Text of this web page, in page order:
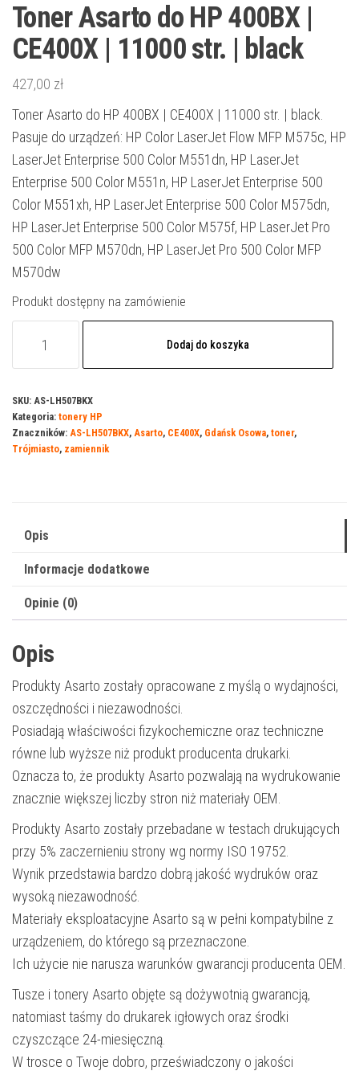
Toner Asarto do HP 400BX |
CE400X | 11000 str. | black
427,00 zł
Toner Asarto do HP 400BX | CE400X | 11000 str. | black.
Pasuje do urządzeń: HP Color LaserJet Flow MFP M575c, HP
LaserJet Enterprise 500 Color M551dn, HP LaserJet
Enterprise 500 Color M551n, HP LaserJet Enterprise 500
Color M551xh, HP LaserJet Enterprise 500 Color M575dn,
HP LaserJet Enterprise 500 Color M575f, HP LaserJet Pro
500 Color MFP M570dn, HP LaserJet Pro 500 Color MFP
M570dw
Produkt dostępny na zamówienie
do
HP
400BX
11000
black
Dodaj do koszyka
SKU: AS-LH507BKX
Kategoria: tonery HP
Znaczników: AS-LH507BKX, Asarto, CE400X, Gdańsk Osowa, toner,
Trójmiasto, zamiennik
Opis
Informacje dodatkowe
Opinie (0)
Opis
Produkty Asarto zostały opracowane z myślą o wydajności,
oszczędności i niezawodności.
Posiadają właściwości fizykochemiczne oraz techniczne
równe lub wyższe niż produkt producenta drukarki.
Oznacza to, że produkty Asarto pozwalają na wydrukowanie
znacznie większej liczby stron niż materiały OEM.
Produkty Asarto zostały przebadane w testach drukujących
przy 5% zaczernieniu strony wg normy ISO 19752.
Wynik przedstawia bardzo dobrą jakość wydruków oraz
wysoką niezawodność.
Materiały eksploatacyjne Asarto są w pełni kompatybilne z
urządzeniem, do którego są przeznaczone.
Ich użycie nie narusza warunków gwarancji producenta OEM.
Tusze i tonery Asarto objęte są dożywotnią gwarancją,
natomiast taśmy do drukarek igłowych oraz środki
czyszczące 24-miesięczną.
W trosce o Twoje dobro, przeświadczony o jakości